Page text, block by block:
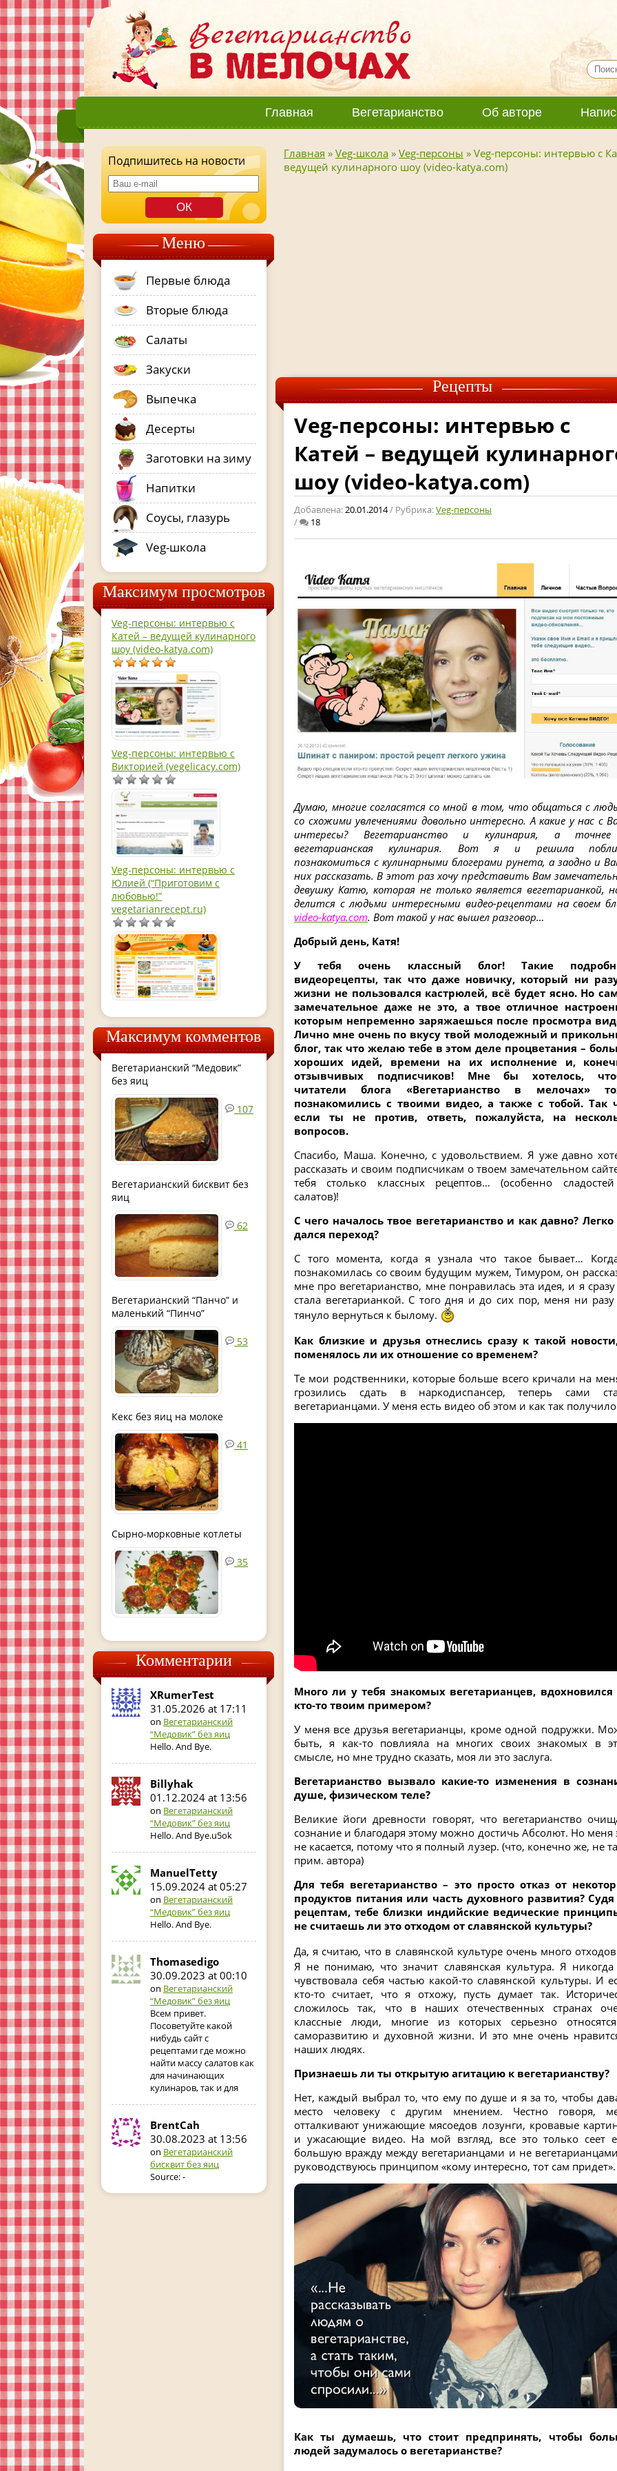
Главная Вегетарианство Об авторе
Подпишитесь на новости
Меню
Первые блюда
Вторые блюда
Салаты
Закуски
Выпечка
Десерты
Заготовки на зиму
Напитки
Соусы, глазурь
Veg-школа
Максимум просмотров
Veg-персоны: интервью с
Катей – ведущей кулинарного
шоу (video-katya.com)
Veg-персоны: интервью с
Викторией (vegelicacy.com)
Veg-персоны: интервью с
Юлией (“Приготовим с
любовью!”
vegetarianrecept.ru)
Максимум комментов
Вегетарианский “Медовик”
без яиц
107
Вегетарианский бисквит без
яиц
62
Вегетарианский “Панчо” и
маленький “Пинчо”
53
Кекс без яиц на молоке
41
Сырно-морковные котлеты
35
Комментарии
XRumerTest
31.05.2026 at 17:11
on Вегетарианский
“Медовик” без яиц
Hello. And Bye.
Billyhak
01.12.2024 at 13:56
on Вегетарианский
“Медовик” без яиц
Hello. And Bye.u5ok
ManuelTetty
15.09.2024 at 05:27
on Вегетарианский
“Медовик” без яиц
Hello. And Bye.
Thomasedigo
30.09.2023 at 00:10
on Вегетарианский
“Медовик” без яиц
Всем привет.
Посоветуйте какой
нибудь сайт с
рецептами где можно
найти массу салатов как
для начинающих
кулинаров, так и для
BrentCah
30.08.2023 at 13:56
on Вегетарианский
бисквит без яиц
Source: -
Главная » Veg-школа » Veg-персоны » Veg-персоны: интервью с
ведущей кулинарного шоу (video-katya.com)
Рецепты
Veg-персоны: интервью с
Катей – ведущей
шоу (video-katya.com)
Добавлена:20.01.2014/ Рубрика:Veg-персоны
/
18
Думаю, многие согласятся со мной в том, что общаться с
со схожими увлечениями довольно интересно. А какие у нас с
интересы? Вегетарианство и кулинария, а
вегетарианская кулинария. Вот я и решила
познакомиться с кулинарными блогерами рунета, а заодно и
них рассказать. В этот раз хочу представить Вам
девушку Катю, которая не только является вегетарианкой,
делится с людьми интересными видео-рецептами на своем
video-katya.com. Вот такой у нас вышел разговор…
Добрый день, Катя!
У тебя очень классный блог! Такие
видеорецепты, так что даже новичку, который ни
жизни не пользовался кастрюлей, всё будет ясно. Но
замечательное даже не это, а твое отличное
которым непременно заряжаешься после просмотра
Лично мне очень по вкусу твой молодежный и
блог, так что желаю тебе в этом деле процветания –
хороших идей, времени на их исполнение и,
отзывчивых подписчиков! Мне бы хотелось,
читатели блога «Вегетарианство в мелочах»
познакомились с твоими видео, а также с тобой. Так
если ты не против, ответь, пожалуйста, на
вопросов.
Спасибо, Маша. Конечно, с удовольствием. Я уже давно
рассказать и своим подписчикам о твоем замечательном
тебя столько классных рецептов… (особенно
салатов)!
С чего началось твое вегетарианство и как давно?
дался переход?
С того момента, когда я узнала что такое бывает…
познакомилась со своим будущим мужем, Тимуром, он
мне про вегетарианство, мне понравилась эта идея, и я
стала вегетарианкой. С того дня и до сих пор, меня ни
тянуло вернуться к былому.
Как близкие и друзья отнеслись сразу к такой
поменялось ли их отношение со временем?
Те мои родственники, которые больше всего кричали на
грозились сдать в наркодиспансер, теперь сами
вегетарианцами. У меня есть видео об этом и как так
Много ли у тебя знакомых вегетарианцев,
кто-то твоим примером?
У меня все друзья вегетарианцы, кроме одной подружки.
быть, я как-то повлияла на многих своих знакомых в
смысле, но мне трудно сказать, моя ли это заслуга.
Вегетарианство вызвало какие-то изменения в
душе, физическом теле?
Великие йоги древности говорят, что вегетарианство
сознание и благодаря этому можно достичь Абсолют. Но меня
не касается, потому что я полный лузер. (что, конечно же, не
прим. автора)
Для тебя вегетарианство – это просто отказ от
продуктов питания или часть духовного развития?
рецептам, тебе близки индийские ведические
не считаешь ли это отходом от славянской культуры?
Да, я считаю, что в славянской культуре очень много отходов
Я не понимаю, что значит славянская культура. Я
чувствовала себя частью какой-то славянской культуры. И
кто-то считает, что я отхожу, пусть думает так.
сложилось так, что в наших отечественных странах
классные люди, многие из которых серьезно
саморазвитию и духовной жизни. И это мне очень
наших людях.
Признаешь ли ты открытую агитацию к вегетарианству?
Нет, каждый выбрал то, что ему по душе и я за то, чтобы
место человеку с другим мнением. Честно говоря,
отталкивают унижающие мясоедов лозунги, кровавые
и ужасающие видео. На мой взгляд, все это только сеет
большую вражду между вегетарианцами и не
руководствуюсь принципом «кому интересно, тот сам придет».
Как ты думаешь, что стоит предпринять, чтобы
людей задумалось о вегетарианстве?